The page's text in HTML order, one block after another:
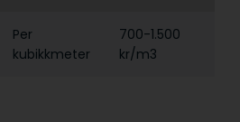
Per
kubikkmeter
700-1.500
kr/m3